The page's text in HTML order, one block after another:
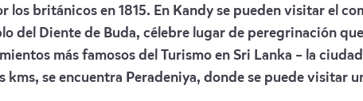
los británicos en 1815. En Kandy se pueden visitar el
del Diente de Buda, célebre lugar de peregrinación
más famosos del Turismo en Sri Lanka – la
kms, se encuentra Peradeniya, donde se puede visitar